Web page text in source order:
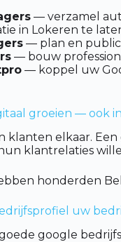
— verzamel
in Lokeren te
— plan en
— bouw
— koppel uw
groeien — ook
klanten elkaar.
klantrelaties
honderden
uw
google